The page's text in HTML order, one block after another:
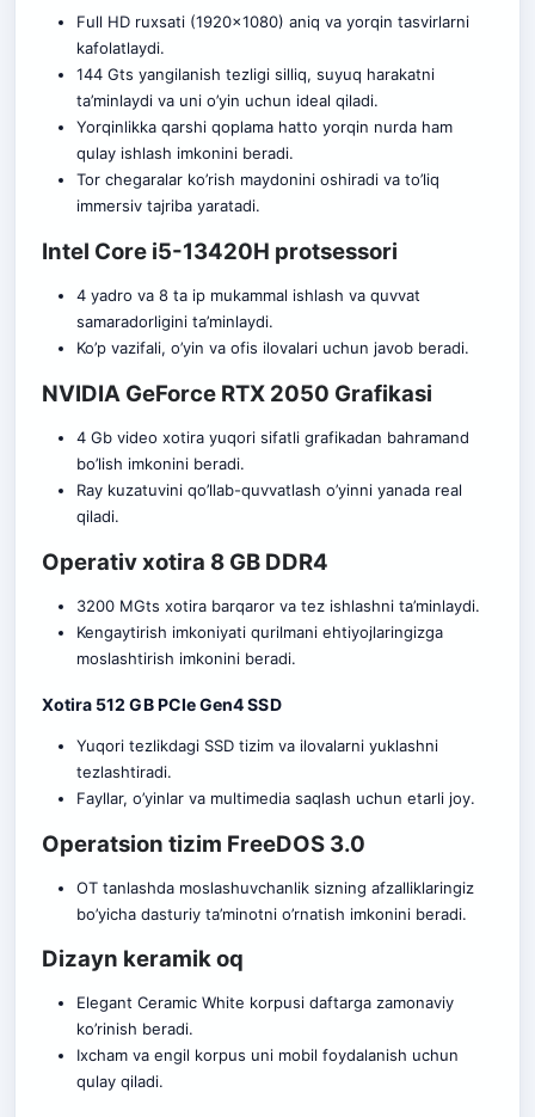
Full HD ruxsati (1920×1080) aniq va yorqin tasvirlarni
kafolatlaydi.
144 Gts yangilanish tezligi silliq, suyuq harakatni
ta’minlaydi va uni o’yin uchun ideal qiladi.
Yorqinlikka qarshi qoplama hatto yorqin nurda ham
qulay ishlash imkonini beradi.
Tor chegaralar ko’rish maydonini oshiradi va to’liq
immersiv tajriba yaratadi.
Intel Core i5-13420H protsessori
4 yadro va 8 ta ip mukammal ishlash va quvvat
samaradorligini ta’minlaydi.
Ko’p vazifali, o’yin va ofis ilovalari uchun javob beradi.
NVIDIA GeForce RTX 2050 Grafikasi
4 Gb video xotira yuqori sifatli grafikadan bahramand
bo’lish imkonini beradi.
Ray kuzatuvini qo’llab-quvvatlash o’yinni yanada real
qiladi.
Operativ xotira 8 GB DDR4
3200 MGts xotira barqaror va tez ishlashni ta’minlaydi.
Kengaytirish imkoniyati qurilmani ehtiyojlaringizga
moslashtirish imkonini beradi.
Xotira 512 GB PCIe Gen4 SSD
Yuqori tezlikdagi SSD tizim va ilovalarni yuklashni
tezlashtiradi.
Fayllar, o’yinlar va multimedia saqlash uchun etarli joy.
Operatsion tizim FreeDOS 3.0
OT tanlashda moslashuvchanlik sizning afzalliklaringiz
bo’yicha dasturiy ta’minotni o’rnatish imkonini beradi.
Dizayn keramik oq
Elegant Ceramic White korpusi daftarga zamonaviy
ko’rinish beradi.
Ixcham va engil korpus uni mobil foydalanish uchun
qulay qiladi.